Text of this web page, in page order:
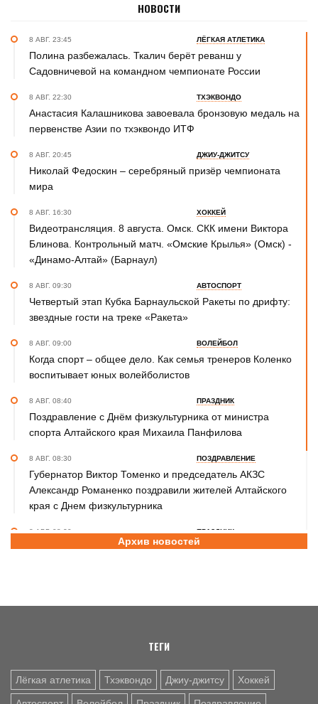
НОВОСТИ
8 АВГ. 23:45 ЛЁГКАЯ АТЛЕТИКА
Полина разбежалась. Ткалич берёт реванш у
Садовничевой на командном чемпионате России
8 АВГ. 22:30 ТХЭКВОНДО
Анастасия Калашникова завоевала бронзовую медаль на
первенстве Азии по тхэквондо ИТФ
8 АВГ. 20:45 ДЖИУ-ДЖИТСУ
Николай Федоскин – серебряный призёр чемпионата
мира
8 АВГ. 16:30 ХОККЕЙ
Видеотрансляция. 8 августа. Омск. СКК имени Виктора
Блинова. Контрольный матч. «Омские Крылья» (Омск) -
«Динамо-Алтай» (Барнаул)
8 АВГ. 09:30 АВТОСПОРТ
Четвертый этап Кубка Барнаульской Ракеты по дрифту:
звездные гости на треке «Ракета»
8 АВГ. 09:00 ВОЛЕЙБОЛ
Когда спорт – общее дело. Как семья тренеров Коленко
воспитывает юных волейболистов
8 АВГ. 08:40 ПРАЗДНИК
Поздравление с Днём физкультурника от министра
спорта Алтайского края Михаила Панфилова
8 АВГ. 08:30 ПОЗДРАВЛЕНИЕ
Губернатор Виктор Томенко и председатель АКЗС
Александр Романенко поздравили жителей Алтайского
края с Днем физкультурника
8 АВГ. 08:20 ПРАЗДНИК
Поздравление с Днем физкультурника от министра
Базовый элемент. Александру Городову - 70 лет
Архив новостей
ТЕГИ
Лёгкая атлетика Тхэквондо Джиу-джитсу Хоккей